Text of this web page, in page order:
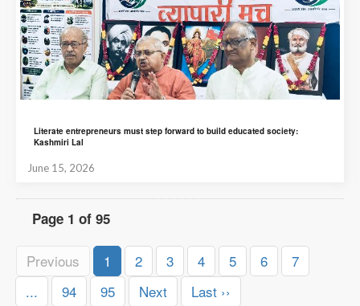
Literate entrepreneurs must step forward to build educated society:
Kashmiri Lal
June 15, 2026
Page 1 of 95
Previous 1 2 3 4 5 6
7
...
94 95 Next Last ››